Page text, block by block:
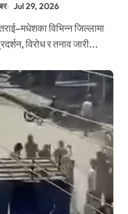
Jul 29, 2026
विरोध र तनाव जारी...